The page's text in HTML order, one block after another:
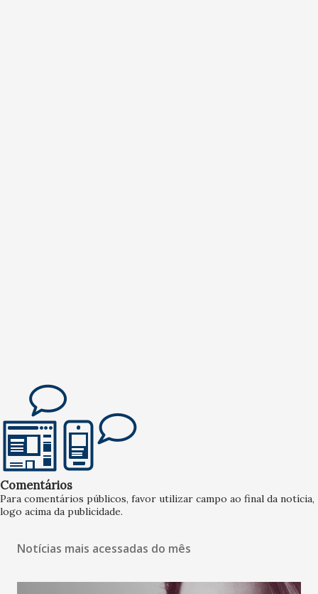
Comentários
Para comentários públicos, favor utilizar campo ao final da notícia,
logo acima da publicidade.
Notícias mais acessadas do mês